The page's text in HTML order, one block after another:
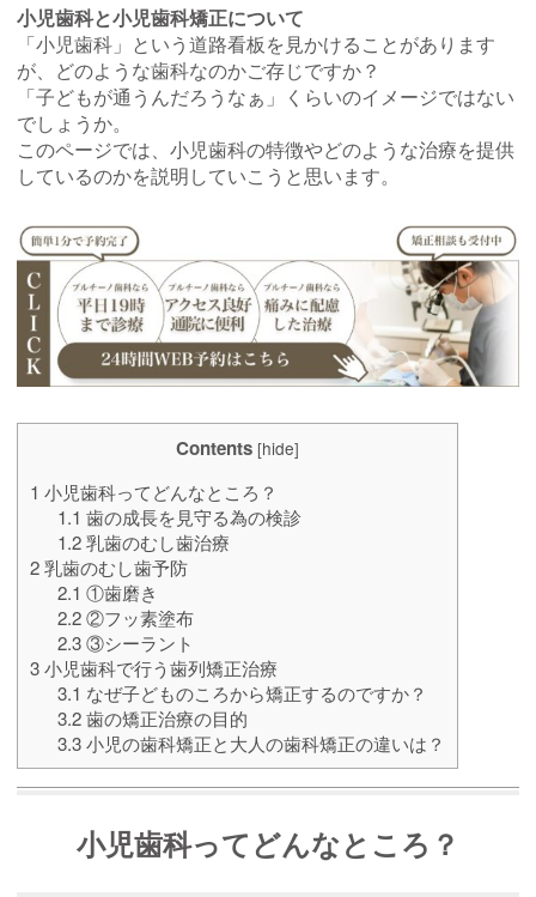
小児歯科と小児歯科矯正について
「小児歯科」という道路看板を見かけることがあります
が、どのような歯科なのかご存じですか？
「子どもが通うんだろうなぁ」くらいのイメージではない
でしょうか。
このページでは、小児歯科の特徴やどのような治療を提供
しているのかを説明していこうと思います。
Contents [hide]
1 小児歯科ってどんなところ？
1.1 歯の成長を見守る為の検診
1.2乳歯のむし歯治療
2乳歯のむし歯予防
2.1 ①歯磨き
2.2②フッ素塗布
2.3③シーラント
3小児歯科で行う歯列矯正治療
3.1 なぜ子どものころから矯正するのですか？
3.2歯の矯正治療の目的
3.3小児の歯科矯正と大人の歯科矯正の違いは？
小児歯科ってどんなところ？